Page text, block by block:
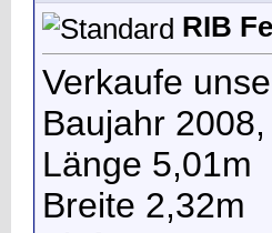
RIB
Verkaufe
Baujahr
Länge 5,01m
Breite 2,32m